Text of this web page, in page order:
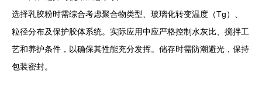
选择乳胶粉时需综合考虑聚合物类型、玻璃化转变温度（Tg）、
粒径分布及保护胶体系统。实际应用中应严格控制水灰比、搅拌工
艺和养护条件，以确保其性能充分发挥。储存时需防潮避光，保持
包装密封。